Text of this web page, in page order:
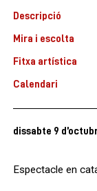
Descripció
Mira i escolta
Fitxa artística
Calendari
dissabte 9
Espectacle en